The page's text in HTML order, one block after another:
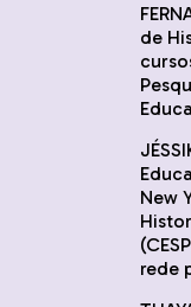
de
New
rede